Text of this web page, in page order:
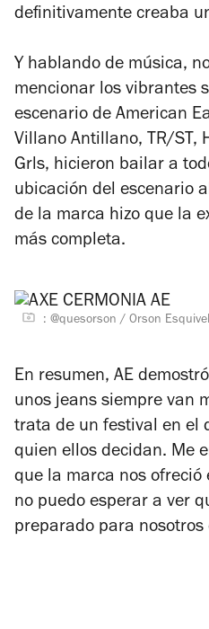
definitivamente creaba
Y hablando de música,
mencionar los vibrantes
escenario de American
Villano Antillano, TR/ST,
Grls, hicieron bailar a
ubicación del escenario
de la marca hizo que la
más completa.
: @quesorson / Orson Esquivel
En resumen, AE
unos jeans siempre van
trata de un festival en el
quien ellos decidan. Me
que la marca nos ofreció
no puedo esperar a ver
preparado para nosotros